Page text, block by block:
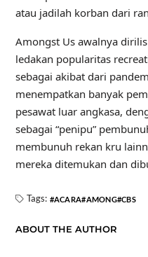
atau jadilah korban dari
Amongst Us awalnya
ledakan popularitas
sebagai akibat dari
menempatkan banyak
pesawat luar angkasa,
sebagai “penipu”
membunuh rekan kru
mereka ditemukan dan
Tags: ACARA AMONG CBS
ABOUT THE AUTHOR